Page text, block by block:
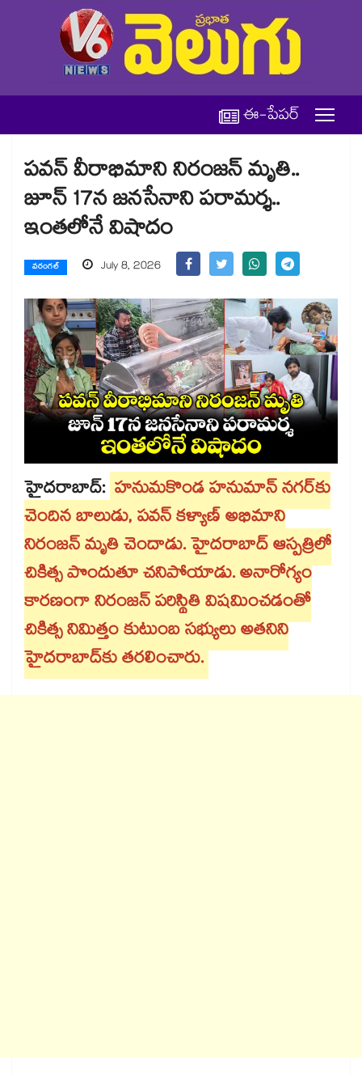
ఈ-పేపర్
పవన్ వీరాభిమాని నిరంజన్ మృతి..
జూన్ 17న జనసేనాని పరామర్శ..
ఇంతలోనే విషాదం
వరంగల్ July 8, 2026
హైదరాబాద్: హనుమకొండ హనుమాన్ నగర్⁪కు
చెందిన బాలుడు, పవన్ కళ్యాణ్ అభిమాని
నిరంజన్ మృతి చెందాడు. హైదరాబాద్ ఆస్పత్రిలో
చికిత్స పొందుతూ చనిపోయాడు. అనారోగ్యం
కారణంగా నిరంజన్ పరిస్థితి విషమించడంతో
చికిత్స నిమిత్తం కుటుంబ సభ్యులు అతనిని
హైదరాబాద్⁪కు తరలించారు.